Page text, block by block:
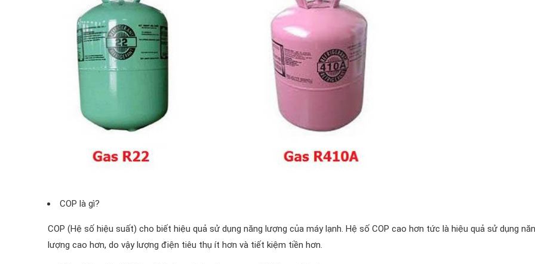
COP là gì?
COP (Hệ số hiệu suất) cho biết hiệu quả sử dụng năng lượng của máy lạnh. Hệ số COP cao hơn tức là hiệu quả sử dụng
lượng cao hơn, do vậy lượng điện tiêu thụ ít hơn và tiết kiệm tiền hơn.